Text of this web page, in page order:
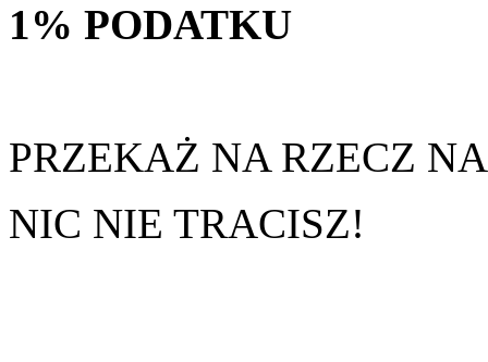
1% PODATKU
PRZEKAŻ NA RZECZ
NIC NIE TRACISZ!